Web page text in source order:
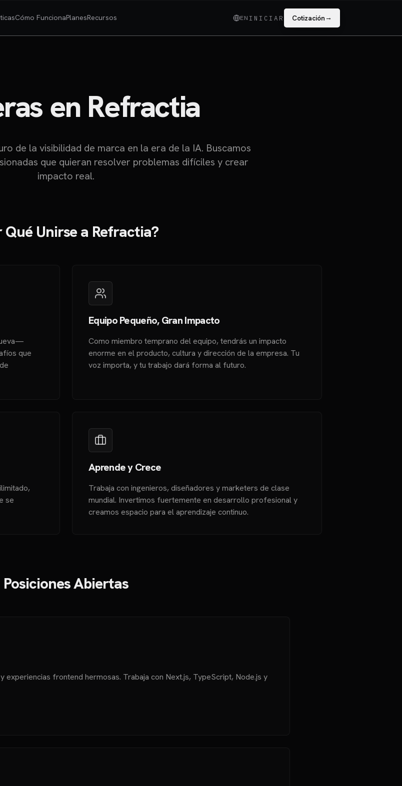
Cómo FuncionaPlanesRecursos ENINICIAR Cotización→
en Refractia
de la visibilidad de marca en la era de la IA. Buscamos
que quieran resolver problemas difíciles y crear
impacto real.
Qué Unirse a Refractia?
que
Equipo Pequeño, Gran Impacto
Como miembro temprano del equipo, tendrás un impacto
enorme en el producto, cultura y dirección de la empresa. Tu
voz importa, y tu trabajo dará forma al futuro.
se
Aprende y Crece
Trabaja con ingenieros, diseñadores y marketers de clase
mundial. Invertimos fuertemente en desarrollo profesional y
creamos espacio para el aprendizaje continuo.
Posiciones Abiertas
experiencias frontend hermosas. Trabaja con Next.js, TypeScript, Node.js y